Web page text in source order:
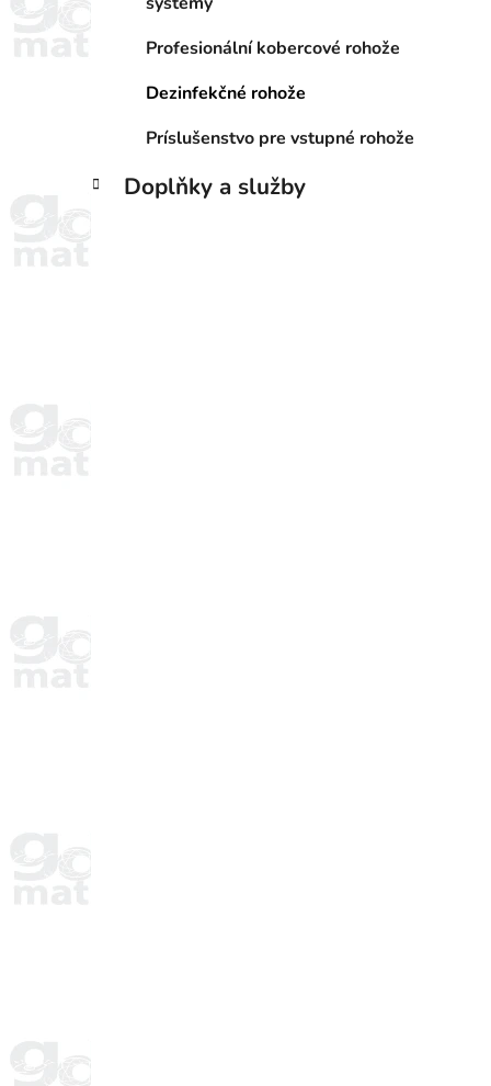
Profesionální kobercové rohože
Dezinfekčné rohože
Príslušenstvo pre vstupné rohože
Doplňky a služby